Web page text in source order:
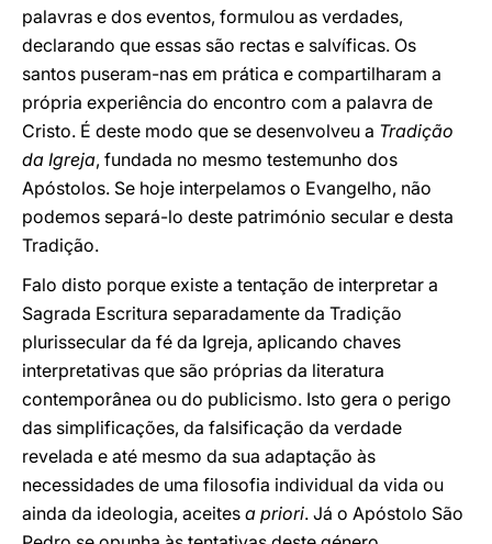
palavras e dos eventos, formulou as verdades,
declarando que essas são rectas e salvíficas. Os
santos puseram-nas em prática e compartilharam a
própria experiência do encontro com a palavra de
Cristo. É deste modo que se desenvolveu a Tradição
da Igreja, fundada no mesmo testemunho dos
Apóstolos. Se hoje interpelamos o Evangelho, não
podemos separá-lo deste património secular e desta
Tradição.
Falo disto porque existe a tentação de interpretar a
Sagrada Escritura separadamente da Tradição
plurissecular da fé da Igreja, aplicando chaves
interpretativas que são próprias da literatura
contemporânea ou do publicismo. Isto gera o perigo
das simplificações, da falsificação da verdade
revelada e até mesmo da sua adaptação às
necessidades de uma filosofia individual da vida ou
ainda da ideologia, aceites a priori. Já o Apóstolo São